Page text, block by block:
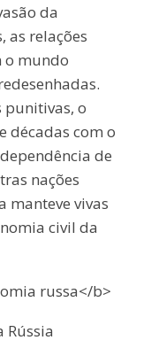
da
as relações
o mundo
punitivas, o
décadas com o
de
nações
manteve vivas
civil da
russa</b>
Rússia